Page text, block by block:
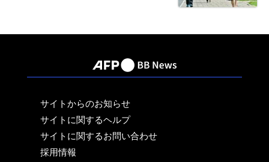
サイトからのお知らせ
サイトに関するヘルプ
サイトに関するお問い合わせ
採用情報